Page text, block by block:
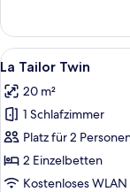
Grande
Twin
Alle
Fotos
für
La
Tailor
Twin
anzeigen
6
La Tailor Twin
20 m²
1 Schlafzimmer
Platz für 2
2 Einzelbetten
Kostenloses WLAN